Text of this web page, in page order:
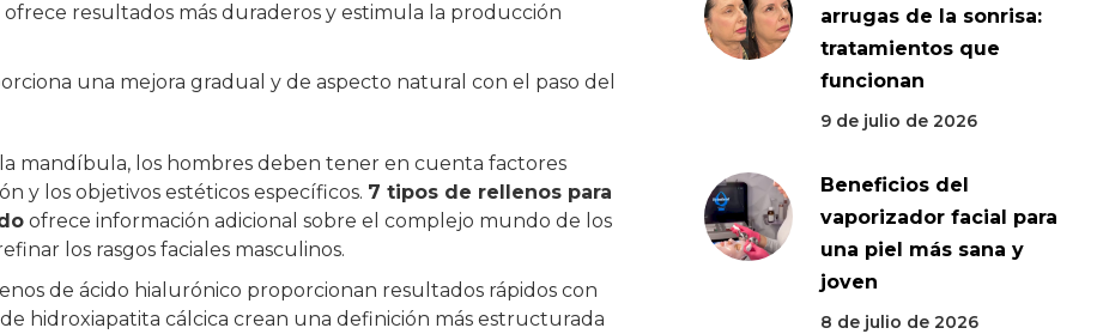
ofrece resultados más duraderos y estimula la producción
una mejora gradual y de aspecto natural con el paso del
mandíbula, los hombres deben tener en cuenta factores
y los objetivos estéticos específicos. 7 tipos de rellenos para
ofrece información adicional sobre el complejo mundo de los
los rasgos faciales masculinos.
de ácido hialurónico proporcionan resultados rápidos con
hidroxiapatita cálcica crean una definición más estructurada
arrugas de la sonrisa:
tratamientos que
funcionan
9 de julio de 2026
Beneficios del
vaporizador facial para
una piel más sana y
joven
8 de julio de 2026